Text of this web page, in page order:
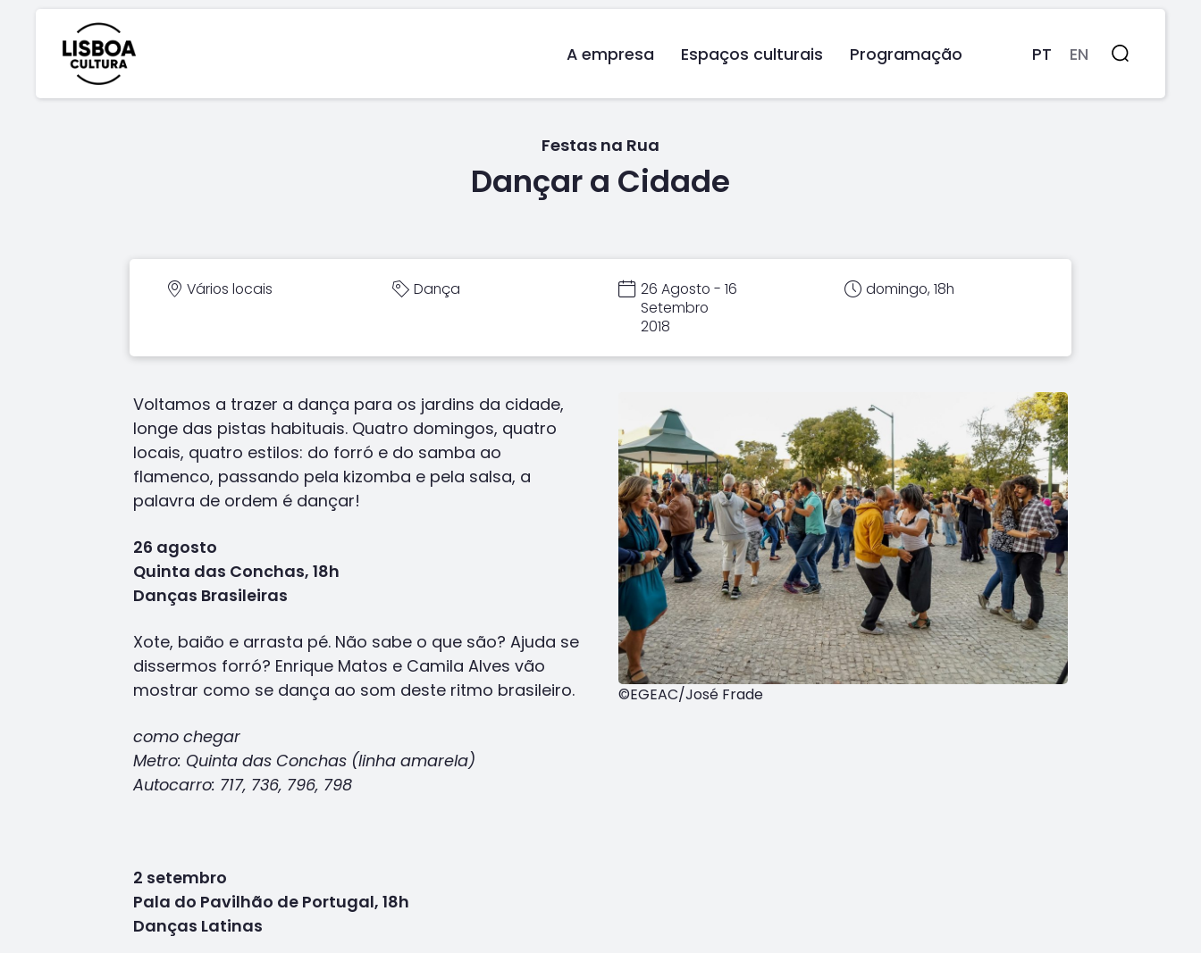
A empresa Espaços culturais Programação PT EN Pesquisa
Festas na Rua
Dançar a Cidade
Vários locais Dança
26 Agosto - 16
Setembro
2018
domingo, 18h
Voltamos a trazer a dança para os jardins da cidade,
longe das pistas habituais. Quatro domingos, quatro
locais, quatro estilos: do forró e do samba ao
flamenco, passando pela kizomba e pela salsa, a
palavra de ordem é dançar!
26 agosto
Quinta das Conchas, 18h
Danças Brasileiras
Xote, baião e arrasta pé. Não sabe o que são? Ajuda se
dissermos forró? Enrique Matos e Camila Alves vão
mostrar como se dança ao som deste ritmo brasileiro.
como chegar
Metro: Quinta das Conchas (linha amarela)
Autocarro: 717, 736, 796, 798
2 setembro
Pala do Pavilhão de Portugal, 18h
Danças Latinas
©EGEAC/José Frade